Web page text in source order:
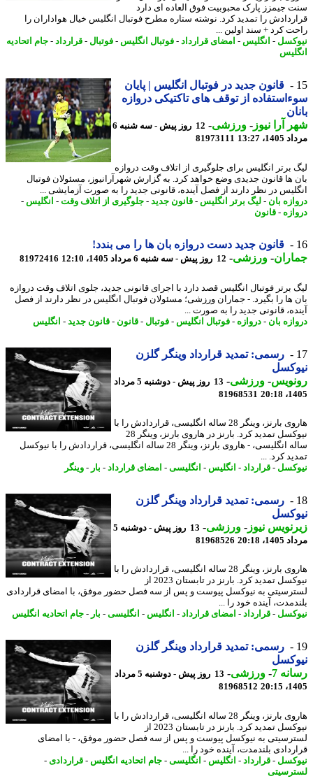
جیمزز پارک محبوبیت فوق العاده ای دارد
را تمدید کرد. نوشته ستاره مطرح فوتبال انگلیس خیال هواداران را
کرد + سند اولین ...
-انگلیس-امضای قرارداد -فوتبال انگلیس-فوتبال-قرارداد -جام اتحادیه
قانون جدید در فوتبال انگلیس | پایان
از توقف های تاکتیکی دروازه
آرا نیوز-ورزشی-
12 روز پیش - سه شنبه 6
13:27
81973111
برتر انگلیس برای جلوگیری از اتلاف وقت دروازه
ها قانون جدیدی وضع خواهد کرد. به گزارش شهرآرانیوز، مسئولان فوتبال
در نظر دارند از فصل آینده، قانونی جدید را به صورت آزمایشی ...
بان-لیگ برتر انگلیس-قانون جدید-جلوگیری از اتلاف وقت-انگلیس-
- قانون
قانون جدید دست دروازه بان ها را می بندد!
- ورزشی-12 روز پیش - سه شنبه 6 مرداد 1405، 12:10 81972416
برتر فوتبال انگلیس قصد دارد با اجرای قانونی جدید، جلوی اتلاف وقت دروازه
ها را بگیرد. - جماران ورزشی؛ مسئولان فوتبال انگلیس در نظر دارند از فصل
قانونی جدید را به صورت ...
بان-دروازه - فوتبال انگلیس-فوتبال-قانون-قانون جدید-انگلیس
رسمی: تمدید قرارداد وینگر گلزن
-ورزشی-
13 روز پیش - دوشنبه 5 مرداد
81968531
هاروی بارنز، وینگر 28 ساله انگلیسی، قراردادش را با
نیوکسل تمدید کرد. بارنز در هاروی بارنز، وینگر 28
ساله انگلیسی، - هاروی بارنز، وینگر 28 ساله انگلیسی، قراردادش را با نیوکسل
کرد. ...
-قرارداد -انگلیس-انگلیسی-امضای قرارداد -بار - وینگر
رسمی: تمدید قرارداد وینگر گلزن
نیوز-ورزشی-
13 روز پیش - دوشنبه 5
20:18
81968526
هاروی بارنز، وینگر 28 ساله انگلیسی، قراردادش را با
نیوکسل تمدید کرد. بارنز در تابستان 2023 از
به نیوکسل پیوست و پس از سه فصل حضور موفق، با امضای قراردادی
آینده خود را ...
-قرارداد -امضای قرارداد -انگلیس-انگلیسی-بار - جام اتحادیه انگلیس
رسمی: تمدید قرارداد وینگر گلزن
7
-ورزشی-
13 روز پیش - دوشنبه 5 مرداد
81968512
هاروی بارنز، وینگر 28 ساله انگلیسی، قراردادش را با
نیوکسل تمدید کرد. بارنز در تابستان 2023 از
به نیوکسل پیوست و پس از سه فصل حضور موفق، - با امضای
بلندمدت، آینده خود را ...
-قرارداد -انگلیس-انگلیسی-جام اتحادیه انگلیس-قراردادی-